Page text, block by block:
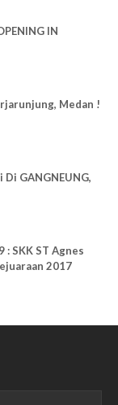
IN
Medan !
GANGNEUNG,
: SKK ST Agnes
2017